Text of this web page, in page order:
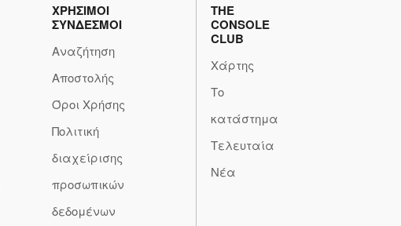
ΧΡΗΣΙΜΟΙ
ΣΥΝΔΕΣΜΟΙ
Αναζήτηση
Αποστολής
Όροι Χρήσης
Πολιτική
διαχείρισης
προσωπικών
δεδομένων
THE
CONSOLE
CLUB
Χάρτης
Το
κατάστημα
Τελευταία
Νέα